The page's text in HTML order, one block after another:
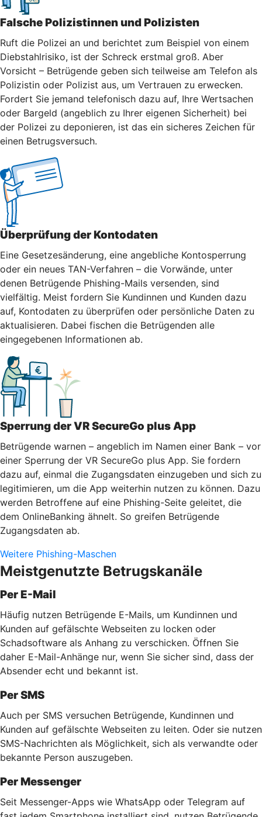
Falsche Polizistinnen und Polizisten
Ruft die Polizei an und berichtet zum Beispiel von einem
Diebstahlrisiko, ist der Schreck erstmal groß. Aber
Vorsicht – Betrügende geben sich teilweise am Telefon als
Polizistin oder Polizist aus, um Vertrauen zu erwecken.
Fordert Sie jemand telefonisch dazu auf, Ihre Wertsachen
oder Bargeld (angeblich zu Ihrer eigenen Sicherheit) bei
der Polizei zu deponieren, ist das ein sicheres Zeichen für
einen Betrugsversuch.
Überprüfung der Kontodaten
Eine Gesetzesänderung, eine angebliche Kontosperrung
oder ein neues TAN-Verfahren – die Vorwände, unter
denen Betrügende Phishing-Mails versenden, sind
vielfältig. Meist fordern Sie Kundinnen und Kunden dazu
auf, Kontodaten zu überprüfen oder persönliche Daten zu
aktualisieren. Dabei fischen die Betrügenden alle
eingegebenen Informationen ab.
Sperrung der VR SecureGo plus App
Betrügende warnen – angeblich im Namen einer Bank – vor
einer Sperrung der VR SecureGo plus App. Sie fordern
dazu auf, einmal die Zugangsdaten einzugeben und sich zu
legitimieren, um die App weiterhin nutzen zu können. Dazu
werden Betroffene auf eine Phishing-Seite geleitet, die
dem OnlineBanking ähnelt. So greifen Betrügende
Zugangsdaten ab.
Weitere Phishing-Maschen
Meistgenutzte Betrugskanäle
Per E-Mail
Häufig nutzen Betrügende E-Mails, um Kundinnen und
Kunden auf gefälschte Webseiten zu locken oder
Schadsoftware als Anhang zu verschicken. Öffnen Sie
daher E-Mail-Anhänge nur, wenn Sie sicher sind, dass der
Absender echt und bekannt ist.
Per SMS
Auch per SMS versuchen Betrügende, Kundinnen und
Kunden auf gefälschte Webseiten zu leiten. Oder sie nutzen
SMS-Nachrichten als Möglichkeit, sich als verwandte oder
bekannte Person auszugeben.
Per Messenger
Seit Messenger-Apps wie WhatsApp oder Telegram auf